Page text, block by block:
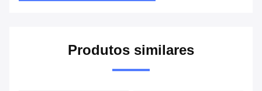
Produtos similares